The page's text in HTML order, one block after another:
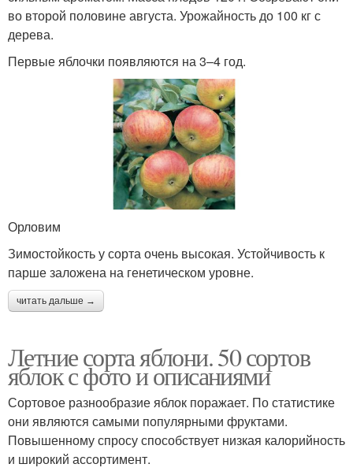
во второй половине августа. Урожайность до 100 кг с
дерева.
Первые яблочки появляются на 3–4 год.
Орловим
Зимостойкость у сорта очень высокая. Устойчивость к
парше заложена на генетическом уровне.
читать дальше →
Летние сорта яблони. 50 сортов
яблок с фото и описаниями
Сортовое разнообразие яблок поражает. По статистике
они являются самыми популярными фруктами.
Повышенному спросу способствует низкая калорийность
и широкий ассортимент.